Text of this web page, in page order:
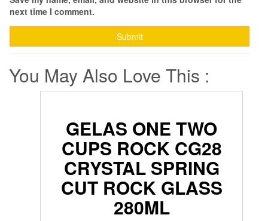
next time I comment.
You May Also Love This :
GELAS ONE TWO
CUPS ROCK CG28
CRYSTAL SPRING
CUT ROCK GLASS
280ML